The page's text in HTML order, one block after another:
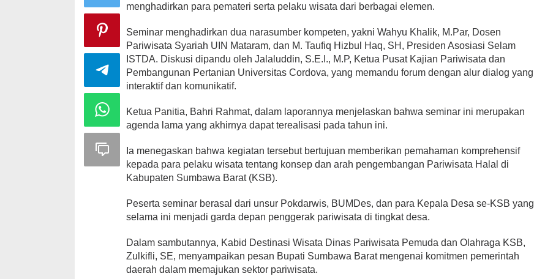
menghadirkan para pemateri serta pelaku wisata dari berbagai elemen.
Seminar menghadirkan dua narasumber kompeten, yakni Wahyu Khalik, M.Par, Dosen
Pariwisata Syariah UIN Mataram, dan M. Taufiq Hizbul Haq, SH, Presiden Asosiasi Selam
ISTDA. Diskusi dipandu oleh Jalaluddin, S.E.I., M.P, Ketua Pusat Kajian Pariwisata dan
Pembangunan Pertanian Universitas Cordova, yang memandu forum dengan alur dialog yang
interaktif dan komunikatif.
Ketua Panitia, Bahri Rahmat, dalam laporannya menjelaskan bahwa seminar ini merupakan
agenda lama yang akhirnya dapat terealisasi pada tahun ini.
Ia menegaskan bahwa kegiatan tersebut bertujuan memberikan pemahaman komprehensif
kepada para pelaku wisata tentang konsep dan arah pengembangan Pariwisata Halal di
Kabupaten Sumbawa Barat (KSB).
Peserta seminar berasal dari unsur Pokdarwis, BUMDes, dan para Kepala Desa se-KSB yang
selama ini menjadi garda depan penggerak pariwisata di tingkat desa.
Dalam sambutannya, Kabid Destinasi Wisata Dinas Pariwisata Pemuda dan Olahraga KSB,
Zulkifli, SE, menyampaikan pesan Bupati Sumbawa Barat mengenai komitmen pemerintah
daerah dalam memajukan sektor pariwisata.